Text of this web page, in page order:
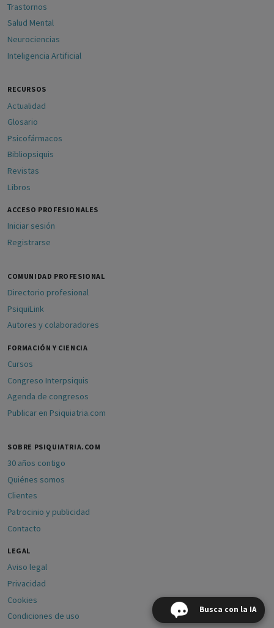
Busca con la IA
Trastornos
Salud Mental
Neurociencias
Inteligencia Artificial
RECURSOS
Actualidad
Glosario
Psicofármacos
Bibliopsiquis
Revistas
Libros
ACCESO PROFESIONALES
Iniciar sesión
Registrarse
COMUNIDAD PROFESIONAL
Directorio profesional
PsiquiLink
Autores y colaboradores
FORMACIÓN Y CIENCIA
Cursos
Congreso Interpsiquis
Agenda de congresos
Publicar en Psiquiatria.com
SOBRE PSIQUIATRIA.COM
30 años contigo
Quiénes somos
Clientes
Patrocinio y publicidad
Contacto
LEGAL
Aviso legal
Privacidad
Cookies
Condiciones de uso